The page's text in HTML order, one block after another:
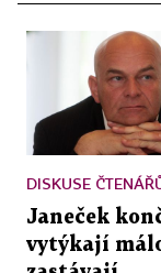
DISKUSE
Janeček
vytýkají